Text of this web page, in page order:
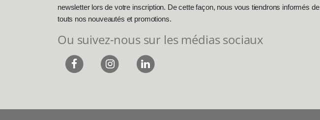
newsletter lors de votre inscription. De cette façon, nous vous tiendrons informés de
touts nos nouveautés et promotions.
Ou suivez-nous sur les médias sociaux